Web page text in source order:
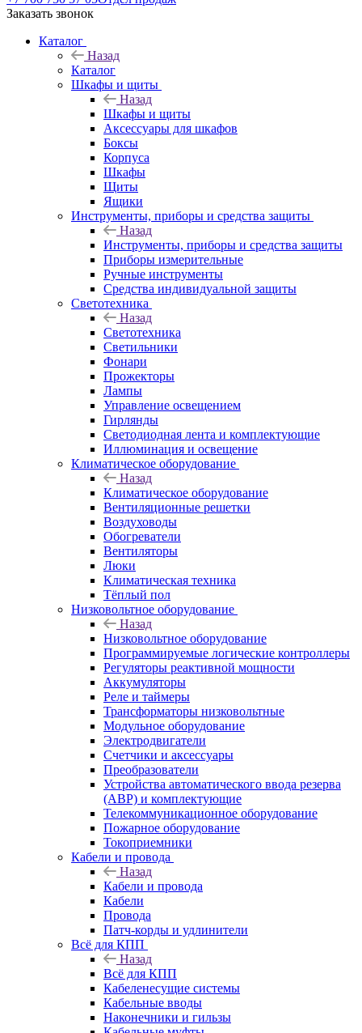
Заказать звонок
Каталог
Назад
Каталог
Шкафы и щиты
Назад
Шкафы и щиты
Аксессуары для шкафов
Боксы
Корпуса
Шкафы
Щиты
Ящики
Инструменты, приборы и средства защиты
Назад
Инструменты, приборы и средства защиты
Приборы измерительные
Ручные инструменты
Средства индивидуальной защиты
Светотехника
Назад
Светотехника
Светильники
Фонари
Прожекторы
Лампы
Управление освещением
Гирлянды
Светодиодная лента и комплектующие
Иллюминация и освещение
Климатическое оборудование
Назад
Климатическое оборудование
Вентиляционные решетки
Воздуховоды
Обогреватели
Вентиляторы
Люки
Климатическая техника
Тёплый пол
Низковольтное оборудование
Назад
Низковольтное оборудование
Программируемые логические контроллеры
Регуляторы реактивной мощности
Аккумуляторы
Реле и таймеры
Трансформаторы низковольтные
Модульное оборудование
Электродвигатели
Счетчики и аксессуары
Преобразователи
Устройства автоматического ввода резерва
(АВР) и комплектующие
Телекоммуникационное оборудование
Пожарное оборудование
Токоприемники
Кабели и провода
Назад
Кабели и провода
Кабели
Провода
Патч-корды и удлинители
Всё для КПП
Назад
Всё для КПП
Кабеленесущие системы
Кабельные вводы
Наконечники и гильзы